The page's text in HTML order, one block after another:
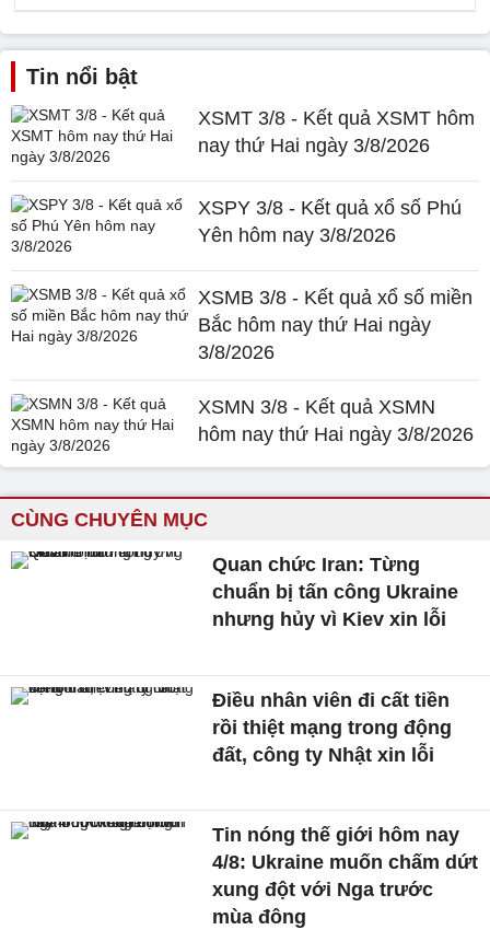
Tin nổi bật
XSMT 3/8 - Kết quả XSMT hôm
nay thứ Hai ngày 3/8/2026
XSPY 3/8 - Kết quả xổ số Phú
Yên hôm nay 3/8/2026
XSMB 3/8 - Kết quả xổ số miền
Bắc hôm nay thứ Hai ngày
3/8/2026
XSMN 3/8 - Kết quả XSMN
hôm nay thứ Hai ngày 3/8/2026
CÙNG CHUYÊN MỤC
Quan chức Iran: Từng
chuẩn bị tấn công Ukraine
nhưng hủy vì Kiev xin lỗi
Điều nhân viên đi cất tiền
rồi thiệt mạng trong động
đất, công ty Nhật xin lỗi
Tin nóng thế giới hôm nay
4/8: Ukraine muốn chấm dứt
xung đột với Nga trước
mùa đông